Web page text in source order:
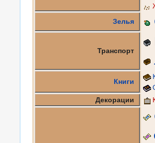
Зелья
Транспорт
Книги
Декорации